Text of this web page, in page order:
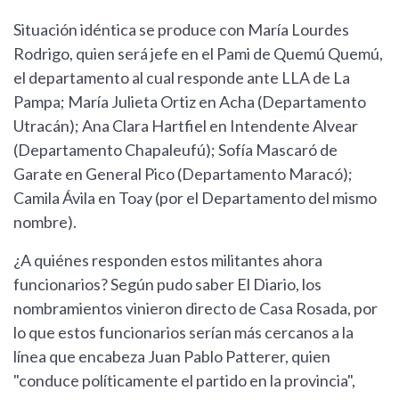
Situación idéntica se produce con María Lourdes
Rodrigo, quien será jefe en el Pami de Quemú Quemú,
el departamento al cual responde ante LLA de La
Pampa; María Julieta Ortiz en Acha (Departamento
Utracán); Ana Clara Hartfiel en Intendente Alvear
(Departamento Chapaleufú); Sofía Mascaró de
Garate en General Pico (Departamento Maracó);
Camila Ávila en Toay (por el Departamento del mismo
nombre).
¿A quiénes responden estos militantes ahora
funcionarios? Según pudo saber El Diario, los
nombramientos vinieron directo de Casa Rosada, por
lo que estos funcionarios serían más cercanos a la
línea que encabeza Juan Pablo Patterer, quien
"conduce políticamente el partido en la provincia",